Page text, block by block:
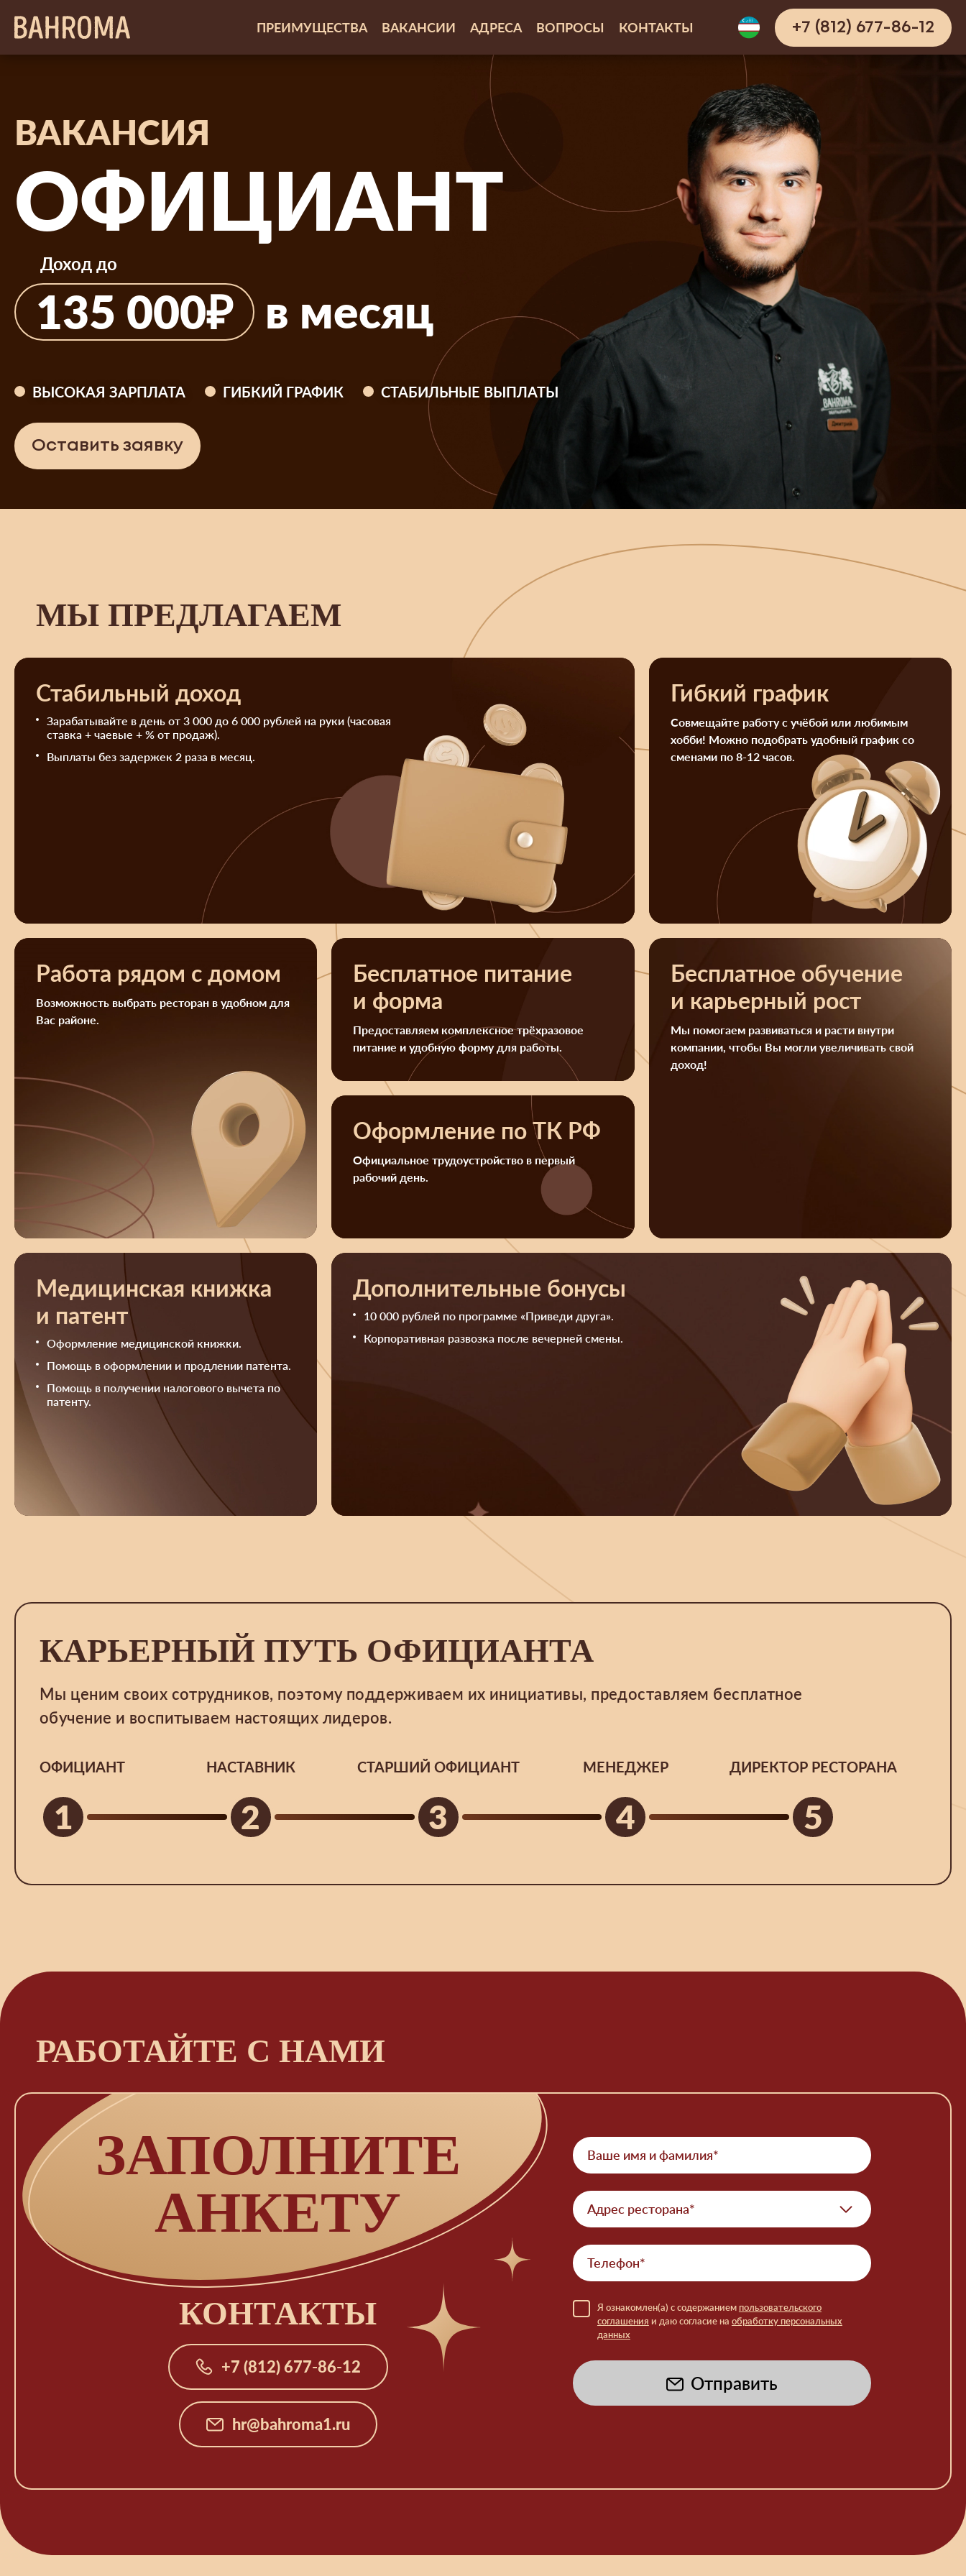
ПРЕИМУЩЕСТВА ВАКАНСИИ АДРЕСА ВОПРОСЫ КОНТАКТЫ +7 (812) 677-86-12
ВАКАНСИЯ
ОФИЦИАНТ
Доход до
135 000₽ в месяц
ВЫСОКАЯ ЗАРПЛАТА ГИБКИЙ ГРАФИК СТАБИЛЬНЫЕ ВЫПЛАТЫ
Оставить заявку
МЫ ПРЕДЛАГАЕМ
Работа рядом с домом
Возможность выбрать ресторан в удобном для
Вас районе.
Стабильный доход
Зарабатывайте в день от 3 000 до 6 000 рублей на руки (часовая
ставка + чаевые + % от продаж).
Выплаты без задержек 2 раза в месяц.
Гибкий график
Совмещайте работу с учёбой или любимым
хобби! Можно подобрать удобный график со
сменами по 8-12 часов.
Бесплатное питание
и форма
Предоставляем комплексное трёхразовое
питание и удобную форму для работы.
Оформление по ТК РФ
Официальное трудоустройство в первый
рабочий день.
Бесплатное обучение
и карьерный рост
Мы помогаем развиваться и расти внутри
компании, чтобы Вы могли увеличивать свой
доход!
Дополнительные бонусы
10 000 рублей по программе «Приведи друга».
Корпоративная развозка после вечерней смены.
Медицинская книжка
и патент
Оформление медицинской книжки.
Помощь в оформлении и продлении патента.
Помощь в получении налогового вычета по
патенту.
КАРЬЕРНЫЙ ПУТЬ ОФИЦИАНТА
Мы ценим своих сотрудников, поэтому поддерживаем их инициативы, предоставляем бесплатное
обучение и воспитываем настоящих лидеров.
ОФИЦИАНТ
1
НАСТАВНИК
2
СТАРШИЙ ОФИЦИАНТ
3
МЕНЕДЖЕР
4
ДИРЕКТОР РЕСТОРАНА
5
РАБОТАЙТЕ С НАМИ
ЗАПОЛНИТЕ
АНКЕТУ
КОНТАКТЫ
+7 (812) 677-86-12
hr@bahroma1.ru
Адрес ресторана*
Я ознакомлен(а) с содержаниемпользовательского
соглашения и даю согласие на обработку персональных
данных
Отправить